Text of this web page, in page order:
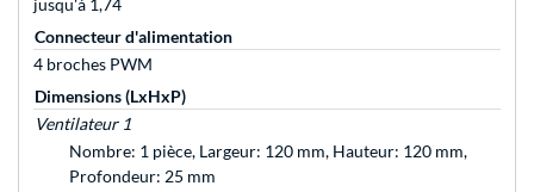
jusqu'à 1,74
Connecteur d'alimentation
4 broches PWM
Dimensions (LxHxP)
Ventilateur 1
Nombre: 1 pièce, Largeur: 120 mm, Hauteur: 120 mm,
Profondeur: 25 mm